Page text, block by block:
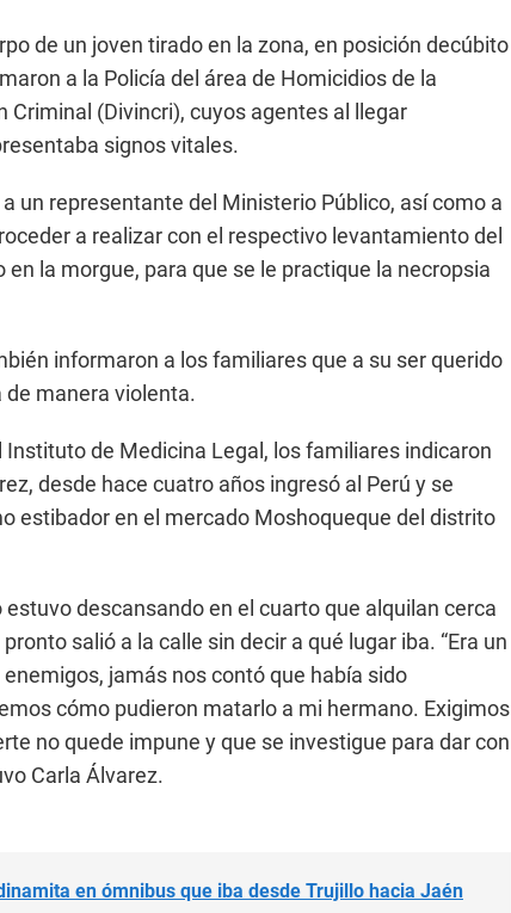
de un joven tirado en la zona, en posición decúbito
a la Policía del área de Homicidios de la
Criminal (Divincri), cuyos agentes al llegar
signos vitales.
un representante del Ministerio Público, así como a
a realizar con el respectivo levantamiento del
la morgue, para que se le practique la necropsia
informaron a los familiares que a su ser querido
de manera violenta.
Instituto de Medicina Legal, los familiares indicaron
desde hace cuatro años ingresó al Perú y se
estibador en el mercado Moshoqueque del distrito
estuvo descansando en el cuarto que alquilan cerca
salió a la calle sin decir a qué lugar iba. “Era un
jamás nos contó que había sido
cómo pudieron matarlo a mi hermano. Exigimos
no quede impune y que se investigue para dar con
Carla Álvarez.
en ómnibus que iba desde Trujillo hacia Jaén